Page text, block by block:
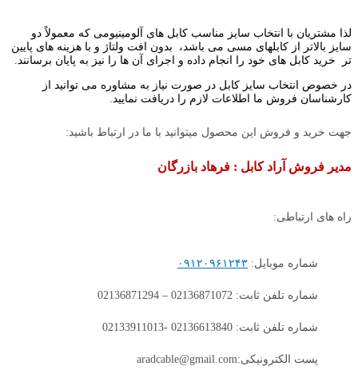
لذا مشتریان با انتخاب سایز مناسب کابل های آلومینیومی که معمولاً دو
سایز بالاتر از کابلهای مسی می باشد، بدون افت ولتاژ و با هزینه های پایین
تر خرید کابل های خود را انجام داده و اجرای آن ها را نیز به پایان برسانند.
در خصوص انتخاب سایز کابل در صورت نیاز به مشاوره می توانید از
کارشناسان فروش ما اطلاعات لازم را دریافت نمایید.
جهت خرید و فروش این محصول میتوانید با ما در ارتباط باشید:
مدیر فروش آراد کابل : فرهاد بازرگان
راه های ارتباطی:
شماره موبایل: ۰۹۱۲۰۹۶۱۲۴۳
شماره تلفن ثابت: 02136871072 – 02136871294
شماره تلفن ثابت: 02136613840 -02133911013
پست الکترونیکی:aradcable@gmail.com